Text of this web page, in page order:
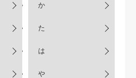
か
た
は
や